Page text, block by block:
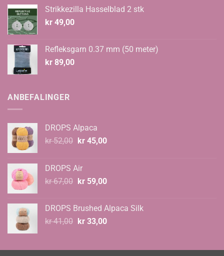
Strikkezilla Hasselblad 2 stk
kr 49,00
Refleksgarn 0.37 mm (50 meter)
kr 89,00
ANBEFALINGER
DROPS Alpaca
kr52,00 Opprinnelig
kr 52,00.
kr45,00Nåværende
DROPS Air
kr67,00 Opprinnelig
kr 67,00.
kr59,00Nåværende
kr 59,00.
DROPS Brushed Alpaca Silk
kr41,00 Opprinnelig
kr 41,00.
kr33,00Nåværende
kr 33,00.